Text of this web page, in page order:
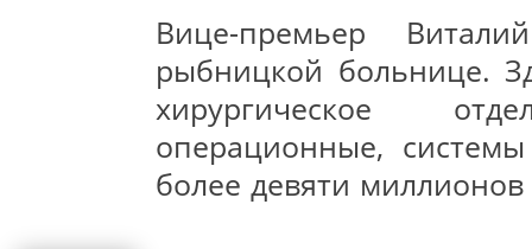
Вице-премьер
рыбницкой больнице.
хирургическое
операционные,
более девяти